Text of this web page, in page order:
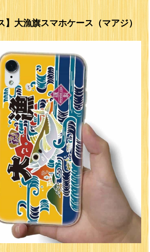
】大漁旗スマホケース（マアジ）